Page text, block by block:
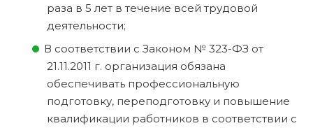
раза в 5 лет в течение всей трудовой
деятельности;
В соответствии с Законом № 323-ФЗ от
21.11.2011 г. организация обязана
обеспечивать профессиональную
подготовку, переподготовку и повышение
квалификации работников в соответствии с